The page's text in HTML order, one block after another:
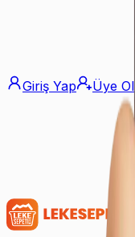
Giriş Yap Üye Ol